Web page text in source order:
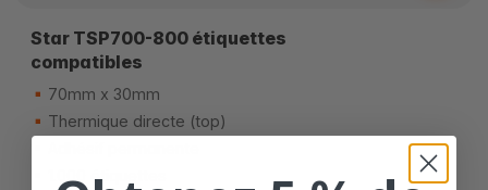
Star TSP700-800 étiquettes
compatibles
70mm x 30mm
Thermique directe (top)
1.000 étiquettes